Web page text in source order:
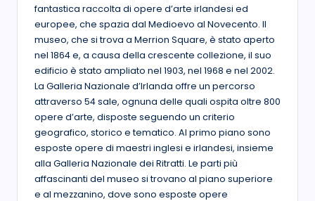
fantastica raccolta di opere d’arte irlandesi ed
europee, che spazia dal Medioevo al Novecento. Il
museo, che si trova a Merrion Square, è stato aperto
nel 1864 e, a causa della crescente collezione, il suo
edificio è stato ampliato nel 1903, nel 1968 e nel 2002.
La Galleria Nazionale d’Irlanda offre un percorso
attraverso 54 sale, ognuna delle quali ospita oltre 800
opere d’arte, disposte seguendo un criterio
geografico, storico e tematico. Al primo piano sono
esposte opere di maestri inglesi e irlandesi, insieme
alla Galleria Nazionale dei Ritratti. Le parti più
affascinanti del museo si trovano al piano superiore
e al mezzanino, dove sono esposte opere